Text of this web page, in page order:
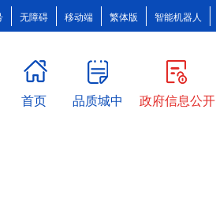
无障碍 移动端 繁体版 智能机器人
首页 品质城中 政府信息公开